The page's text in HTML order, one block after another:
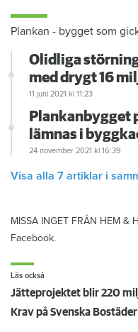
Plankan - bygget som
Olidliga
med drygt 16
11 juni 2021 kl 11:23
Plankanbygget
lämnas i
24 november 2021 kl 16:39
Visa alla 7 artiklar i
MISSA INGET FRÅN HEM &
Facebook.
Läs också
Jätteprojektet blir 220
Krav på Svenska